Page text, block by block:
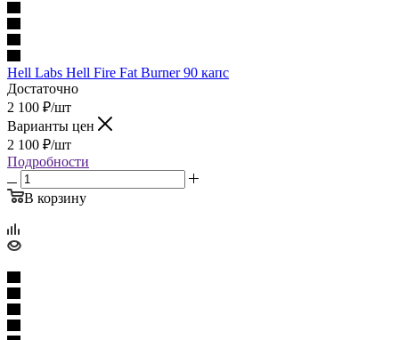
Hell Labs Hell Fire Fat Burner 90 капс
Достаточно
2 100 ₽/шт
Варианты цен
2 100 ₽/шт
Подробности
В корзину